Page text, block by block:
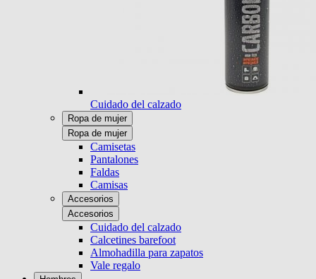
Cuidado del calzado
Ropa de mujer
Ropa de mujer
Camisetas
Pantalones
Faldas
Camisas
Accesorios
Accesorios
Cuidado del calzado
Calcetines barefoot
Almohadilla para zapatos
Vale regalo